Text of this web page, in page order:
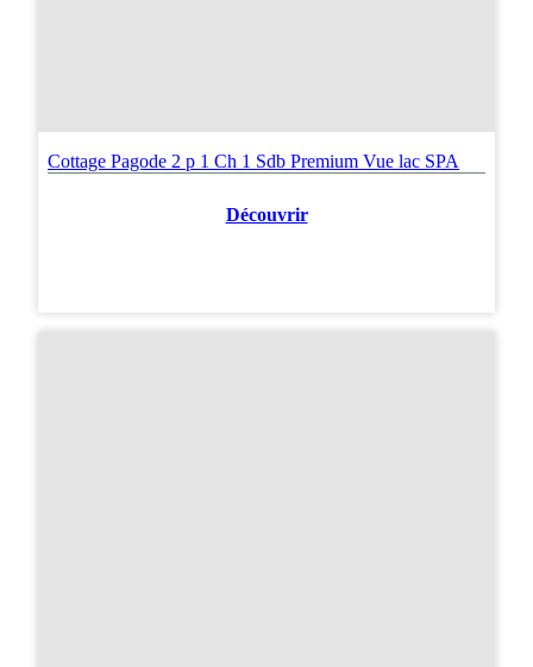
Cottage Pagode 2 p 1 Ch 1 Sdb Premium Vue lac SPA
Découvrir